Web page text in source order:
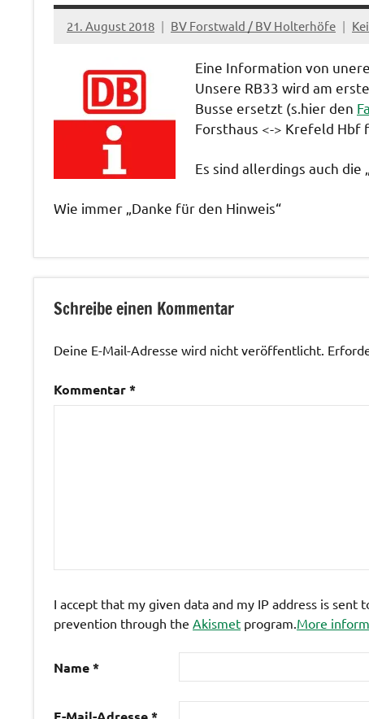
21. August 2018 BV Forstwald / BV Holterhöfe
Eine Information von
Unsere RB33 wird am
Busse ersetzt (s.hier den
Forsthaus <-> Krefeld Hbf
Es sind allerdings auch
Wie immer „Danke für den Hinweis“
Bahn
Schreibe einen Kommentar
Deine E-Mail-Adresse wird nicht veröffentlicht.
Kommentar*
I accept that my given data and my IP address is
prevention through the Akismet program.More
Name*